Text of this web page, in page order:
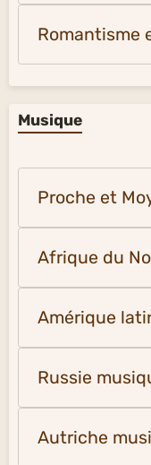
Romantisme
Musique
Proche et
Afrique du
Amérique
Russie
Autriche